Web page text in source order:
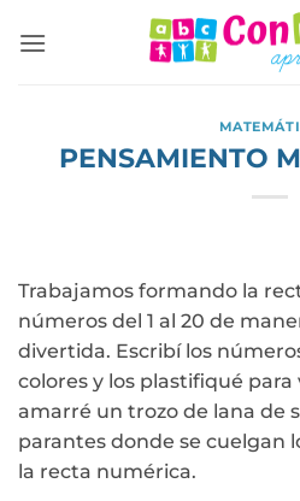
PENSAMIENTO
Trabajamos formando la
números del 1 al 20 de
divertida. Escribí los
colores y los plastifiqué para
amarré un trozo de lana de
parantes donde se cuelgan
la recta numérica.